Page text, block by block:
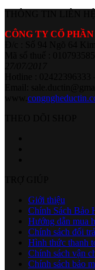
CÔNG TY CỔ
Giới thiệu
Chính Sách Bảo
Hướng dẫn mua
Chính sách đổi
Hình thức thanh
Chính sách vận
Chính sách bảo